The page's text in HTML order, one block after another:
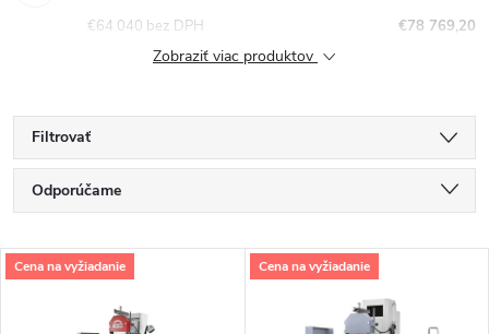
€78 769,20
€64 040 bez DPH
Zobraziť viac produktov
Filtrovať
R
a
Odporúčame
Najdrahšie
Najpredávanejšie
V
Cena na vyžiadanie Cena na vyžiadanie